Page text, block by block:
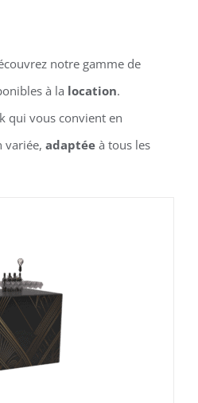
notre gamme de
à la location.
qui vous convient en
variée, adaptée à tous les